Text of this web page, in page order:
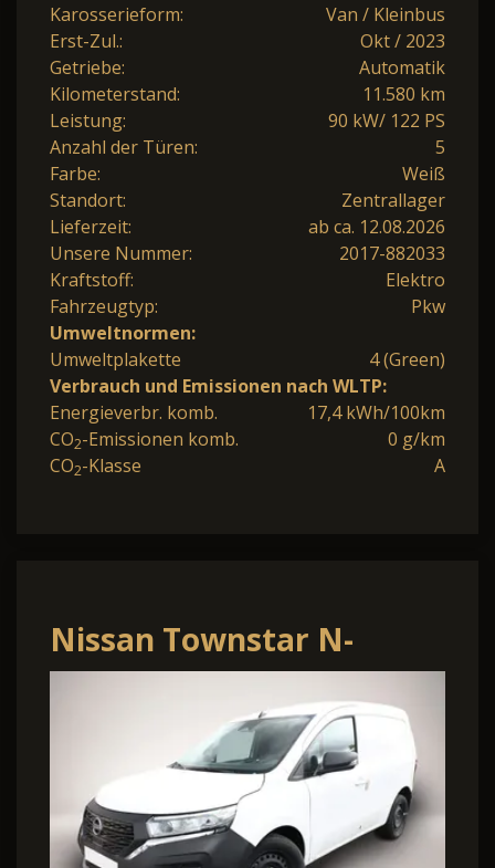
Karosserieform:
Van / Kleinbus
Erst-Zul.:
Okt / 2023
Getriebe:
Automatik
Kilometerstand:
11.580 km
Leistung:
90 kW/ 122 PS
Anzahl der Türen:
5
Farbe:
Weiß
Standort:
Zentrallager
Lieferzeit:
ab ca. 12.08.2026
Unsere Nummer:
2017-882033
Kraftstoff:
Elektro
Fahrzeugtyp:
Pkw
Umweltnormen:
Umweltplakette
4 (Green)
Verbrauch und Emissionen nach WLTP:
Energieverbr. komb.
17,4 kWh/100km
CO2-Emissionen komb.
0 g/km
CO2-Klasse A
Nissan Townstar N-
Connecta L1 MT LED Holz
CarP Keyl Kam